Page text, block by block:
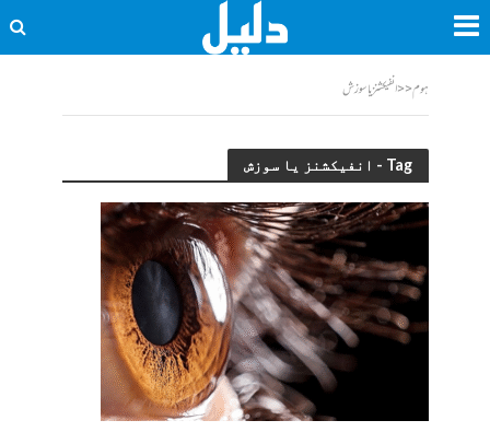
ہوم<<انفیکشنز یا سوزش
Tag - انفیکشنز یا سوزش